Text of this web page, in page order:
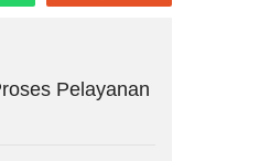
Pelayanan